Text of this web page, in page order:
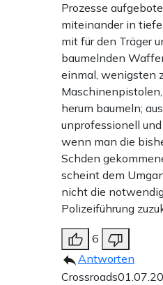
Prozesse
miteinander in
mit für den Träger
baumelnden
einmal, wenigsten
herum baumeln;
unprofessionell
wenn man die
Schden
scheint dem
nicht die
Polizeiführung
6
Antworten
Crossroads